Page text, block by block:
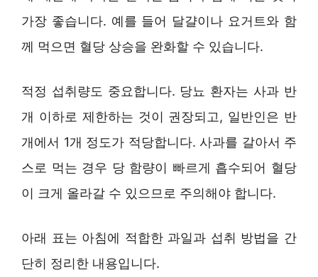
가장 좋습니다. 예를 들어 달걀이나 요거트와 함
께 먹으면 혈당 상승을 완화할 수 있습니다.
적정 섭취량도 중요합니다. 당뇨 환자는 사과 반
개 이하로 제한하는 것이 권장되고, 일반인은 반
개에서 1개 정도가 적당합니다. 사과를 갈아서 주
스로 먹는 경우 당 함량이 빠르게 흡수되어 혈당
이 크게 올라갈 수 있으므로 주의해야 합니다.
아래 표는 아침에 적합한 과일과 섭취 방법을 간
단히 정리한 내용입니다.